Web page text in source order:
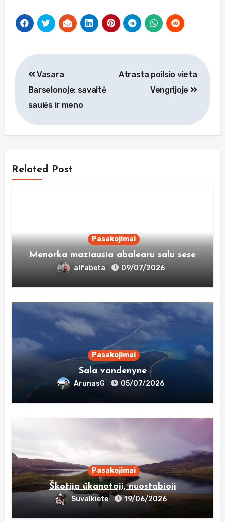
Navigacija
tarp
įrašų
Vasara
Barselonoje: savaitė
saulės ir meno
Atrasta poilsio vieta
Vengrijoje
Related Post
Pasakojimai
Menorka maziausia abalearu salu sese
alfabeta 09/07/2026
Pasakojimai
Sala vandenyne
ArunasG 05/07/2026
Pasakojimai
Škotija ūkanotoji, nuostabioji
Suvalkiete 19/06/2026